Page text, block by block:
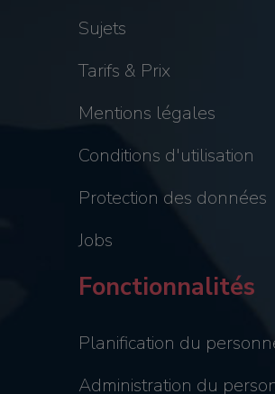
Sujets
Tarifs & Prix
Mentions légales
Conditions d'utilisation
Protection des données
Jobs
Fonctionnalités
Planification du
Administration du